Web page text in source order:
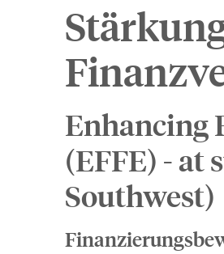
Enhancing
(EFFE) - at
Southwest)